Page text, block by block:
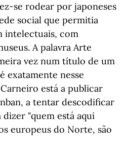
se rodear por japoneses
social que permitia
intelectuais, com
A palavra Arte
vez num título de um
exatamente nesse
está a publicar
a tentar descodificar
dizer "quem está aqui
europeus do Norte, são